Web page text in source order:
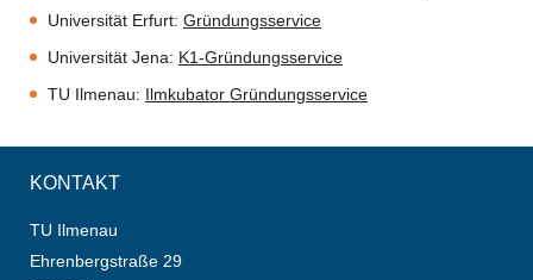
Universität Erfurt: Gründungsservice
Universität Jena: K1-Gründungsservice
TU Ilmenau: Ilmkubator Gründungsservice
KONTAKT
TU Ilmenau
Ehrenbergstraße 29